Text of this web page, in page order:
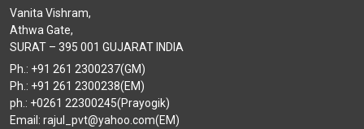
Vanita Vishram,
Athwa Gate,
SURAT – 395 001 GUJARAT INDIA
Ph.: +91 261 2300237(GM)
Ph.: +91 261 2300238(EM)
ph.: +0261 22300245(Prayogik)
Email: rajul_pvt@yahoo.com(EM)